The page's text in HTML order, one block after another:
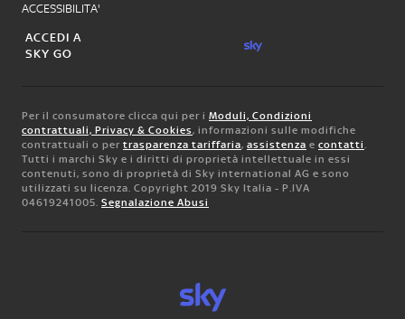
ACCESSIBILITA'
ACCEDI A
SKY GO
Per il consumatore clicca qui per i Moduli, Condizioni
contrattuali, Privacy & Cookies, informazioni sulle modifiche
contrattuali o per trasparenza tariffaria, assistenza e contatti.
Tutti i marchi Sky e i diritti di proprietà intellettuale in essi
contenuti, sono di proprietà di Sky international AG e sono
utilizzati su licenza. Copyright 2019 Sky Italia - P.IVA
04619241005. Segnalazione Abusi